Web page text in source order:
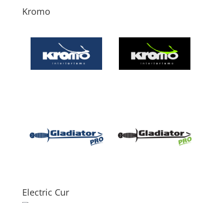
Kromo
Electric Cur